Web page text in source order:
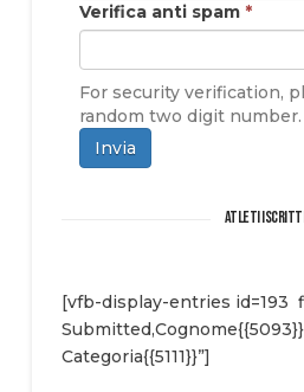
Verifica anti spam *
For security verification,
random two digit
Invia
ATLETI
[vfb-display-entries id=193
Categoria{{5111}}”]